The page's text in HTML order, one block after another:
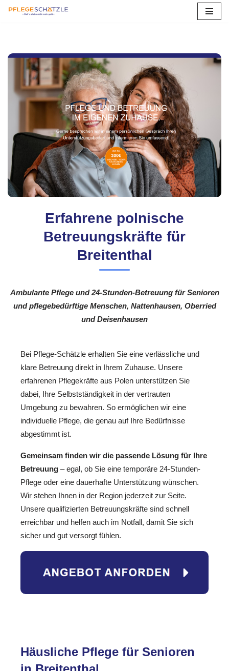
springen
Erfahrene polnische
Betreuungskräfte für
Breitenthal
Ambulante Pflege und 24-Stunden-Betreuung für Senioren
und pflegebedürftige Menschen, Nattenhausen, Oberried
und Deisenhausen
Bei Pflege-Schätzle erhalten Sie eine verlässliche und
klare Betreuung direkt in Ihrem Zuhause. Unsere
erfahrenen Pflegekräfte aus Polen unterstützen Sie
dabei, Ihre Selbstständigkeit in der vertrauten
Umgebung zu bewahren. So ermöglichen wir eine
individuelle Pflege, die genau auf Ihre Bedürfnisse
abgestimmt ist.
Gemeinsam finden wir die passende Lösung für Ihre
Betreuung – egal, ob Sie eine temporäre 24-Stunden-
Pflege oder eine dauerhafte Unterstützung wünschen.
Wir stehen Ihnen in der Region jederzeit zur Seite.
Unsere qualifizierten Betreuungskräfte sind schnell
erreichbar und helfen auch im Notfall, damit Sie sich
sicher und gut versorgt fühlen.
Häusliche Pflege für Senioren